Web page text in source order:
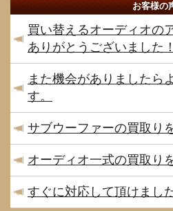
お客様の
買い替えるオーディオの
ありがとうございました！
また機会がありましたら
す。
サブウーファーの買取り
オーディオ一式の買取り
すぐに対応して頂けまし